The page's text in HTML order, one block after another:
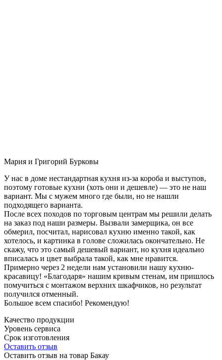
Мария и Григорий Бурковы
У нас в доме нестандартная кухня из-за короба и выступов,
поэтому готовые кухни (хоть они и дешевле) — это не наш
вариант. Мы с мужем много где были, но не нашли
подходящего варианта.
После всех походов по торговым центрам мы решили делать
на заказ под наши размеры. Вызвали замерщика, он все
обмерил, посчитал, нарисовал кухню именно такой, как
хотелось, и картинка в голове сложилась окончательно. Не
скажу, что это самый дешевый вариант, но кухня идеально
вписалась и цвет выбрала такой, как мне нравится.
Примерно через 2 недели нам установили нашу кухню-
красавицу! «Благодаря» нашим кривым стенам, им пришлось
помучиться с монтажом верхних шкафчиков, но результат
получился отменный.
Большое всем спасибо! Рекомендую!
Качество продукции
Уровень сервиса
Срок изготовления
Оставить отзыв
Оставить отзыв на товар Бакау